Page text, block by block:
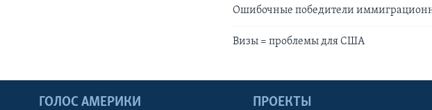
Ошибочные победители
Визы = проблемы для США
ГОЛОС АМЕРИКИ ПРОЕКТЫ